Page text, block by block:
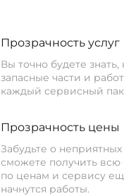
Прозрачность услуг
Вы точно будете
запасные части и
каждый сервисный
Прозрачность цены
Забудьте о
сможете получить
по ценам и сервису
начнутся работы.